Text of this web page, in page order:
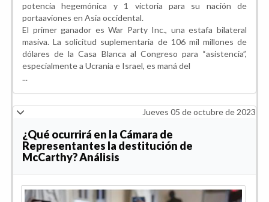
potencia hegemónica y 1 victoria para su nación de
portaaviones en Asia occidental.
El primer ganador es War Party Inc., una estafa bilateral
masiva. La solicitud suplementaria de 106 mil millones de
dólares de la Casa Blanca al Congreso para “asistencia”,
especialmente a Ucrania e Israel, es maná del
...
Jueves 05 de octubre de 2023
¿Qué ocurrirá en la Cámara de
Representantes la destitución de
McCarthy? Análisis